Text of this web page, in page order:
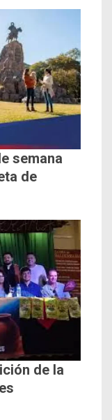
semana
de
de la